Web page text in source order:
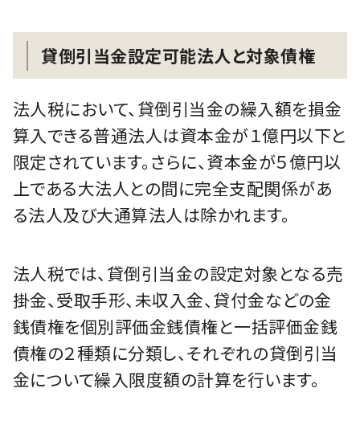
貸倒引当金設定可能法人と対象債権
法人税において、貸倒引当金の繰入額を損金
算入できる普通法人は資本金が１億円以下と
限定されています。さらに、資本金が５億円以
上である大法人との間に完全支配関係があ
る法人及び大通算法人は除かれます。
法人税では、貸倒引当金の設定対象となる売
掛金、受取手形、未収入金、貸付金などの金
銭債権を個別評価金銭債権と一括評価金銭
債権の２種類に分類し、それぞれの貸倒引当
金について繰入限度額の計算を行います。